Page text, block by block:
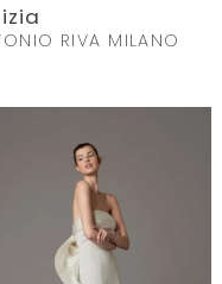
RIVA MILANO